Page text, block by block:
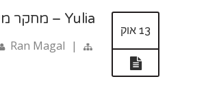
13 אוק
Yulia – מחקר מילים – בחירת ביטויים (Manual Complete)
Ran Magal |